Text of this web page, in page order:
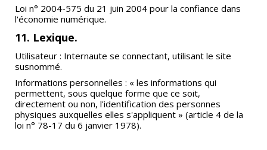
Loi n° 2004-575 du 21 juin 2004 pour la confiance dans
l'économie numérique.
11. Lexique.
Utilisateur : Internaute se connectant, utilisant le site
susnommé.
Informations personnelles : « les informations qui
permettent, sous quelque forme que ce soit,
directement ou non, l'identification des personnes
physiques auxquelles elles s'appliquent » (article 4 de la
loi n° 78-17 du 6 janvier 1978).